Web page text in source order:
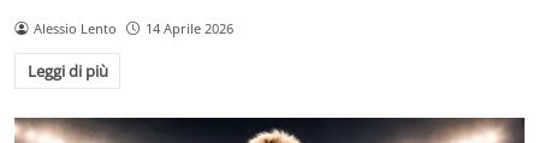
Alessio Lento 14 Aprile 2026
Leggi di più